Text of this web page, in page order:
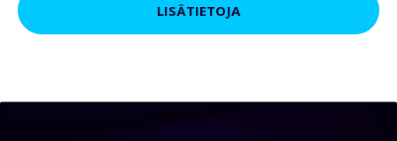
LISÄTIETOJA